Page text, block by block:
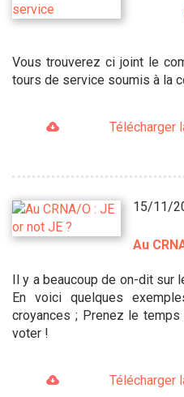
Vous trouverez ci joint le
tours de service soumis à la
Télécharger
15/11/
Au
Il y a beaucoup de on-dit sur
En voici quelques
croyances ; Prenez le
voter !
Télécharger